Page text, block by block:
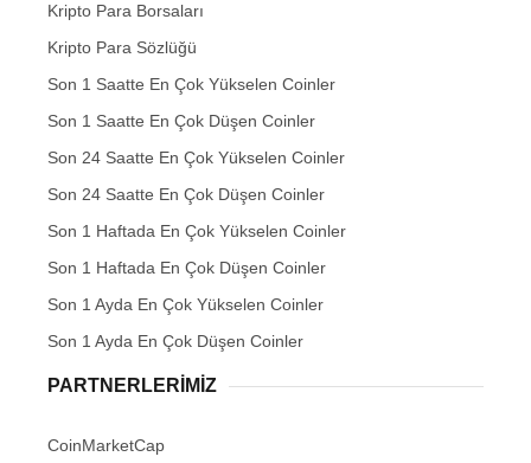
Kripto Para Borsaları
Kripto Para Sözlüğü
Son 1 Saatte En Çok Yükselen Coinler
Son 1 Saatte En Çok Düşen Coinler
Son 24 Saatte En Çok Yükselen Coinler
Son 24 Saatte En Çok Düşen Coinler
Son 1 Haftada En Çok Yükselen Coinler
Son 1 Haftada En Çok Düşen Coinler
Son 1 Ayda En Çok Yükselen Coinler
Son 1 Ayda En Çok Düşen Coinler
PARTNERLERIMIZ
CoinMarketCap